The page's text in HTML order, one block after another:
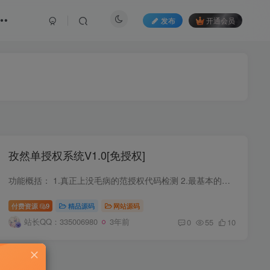
发布 开通会员
孜然单授权系统V1.0[免授权]
功能概括： 1.真正上没毛病的范授权代码检测 2.最基本的盗版入库 3.自定义后门植入代码 带开关拒绝他人滥用 4.简单的文章系统 5.简单的模版开发(每个模版都按我自己的规范开发,后续会多出几套模...
付费资源 9 精品源码 网站源码
站长QQ：335006980 3年前 0 55 10